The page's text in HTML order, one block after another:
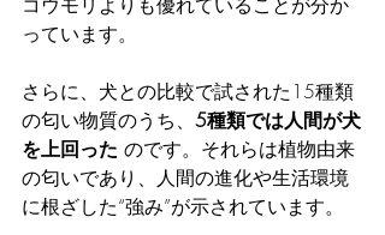
っています。
さらに、犬との比較で試された15種類
の匂い物質のうち、 5種類では人間が犬
を上回った のです。それらは植物由来
の匂いであり、人間の進化や生活環境
に根ざした“強み”が示されています。